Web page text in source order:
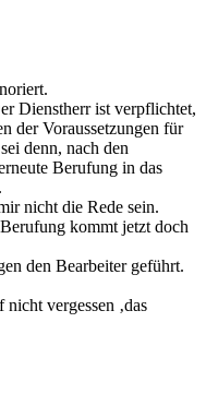
Dienstherr ist verpflichtet,
der Voraussetzungen für
denn, nach den
Berufung in das
nicht die Rede sein.
kommt jetzt doch
den Bearbeiter geführt.
vergessen ‚das